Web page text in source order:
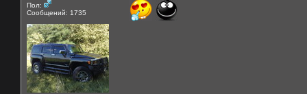
Пол:
Сообщений: 1735